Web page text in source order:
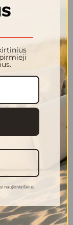
čiužinio ir
1200x2000
paklodė
naujienlaiškius.